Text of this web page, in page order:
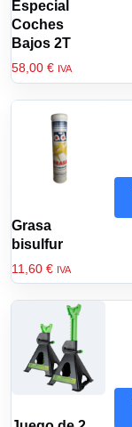
Especial
Coches
Bajos 2T
58,00 € IVA
Grasa
bisulfur
11,60 € IVA